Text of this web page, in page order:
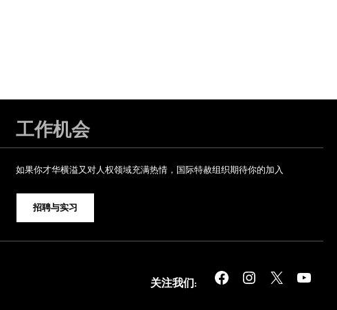
工作机会
如果你才华横溢又对人权领域充满热情，国际特赦组织期待你的加入
招聘与实习
关注我们: Facebook Instagram X YouTube